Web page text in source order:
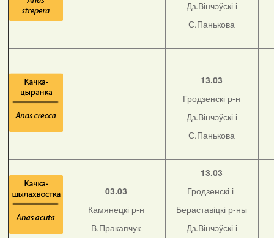
Дз.Вінчэўскі і
С.Панькова
13.03
Гродзенскі р-н
Дз.Вінчэўскі і
С.Панькова
03.03
Камянецкі р-н
В.Пракапчук
13.03
Гродзенскі і
Бераставіцкі р-ны
Дз.Вінчэўскі і